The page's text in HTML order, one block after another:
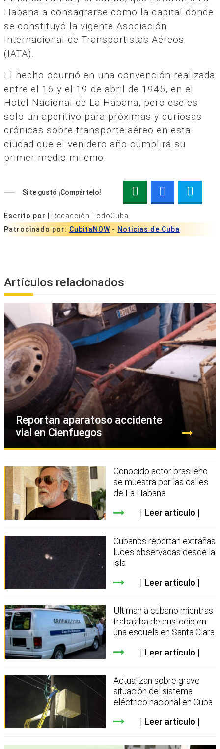
Habana a consagrarse como la capital donde
se constituyó la vigente Asociación
Internacional de Transportistas Aéreos
(IATA).
El hecho ocurrió en una convención realizada
entre el 16 y el 19 de abril de 1945, en el
Hotel Nacional de La Habana, pero ese es
solo un aperitivo para próximas y curiosas
crónicas sobre transporte aéreo en esta
ciudad que el venidero año cumplirá su
primer medio milenio.
Si te gustó ¡Compártelo!
Escrito por |
Redacción TodoCuba
Patrocinado por: CubitaNOW - Noticias de Cuba
Artículos relacionados
Reportan aparatoso accidente
vial en Cienfuegos
Conocido actor brasileño
se muestra por las calles
de La Habana
Leer artículo
Cubanos reportan extrañas
luces observadas desde la
isla
Leer artículo
Ultiman a cubano mientras
trabajaba de custodio en
una escuela en Santa Clara
Leer artículo
Actualizan sobre grave
situación del sistema
eléctrico nacional en Cuba
Leer artículo